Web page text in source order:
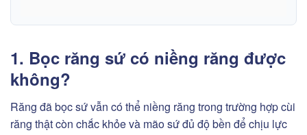
1. Bọc răng sứ có niềng răng được
không?
Răng đã bọc sứ vẫn có thể niềng răng trong trường hợp cùi
răng thật còn chắc khỏe và mão sứ đủ độ bền để chịu lực